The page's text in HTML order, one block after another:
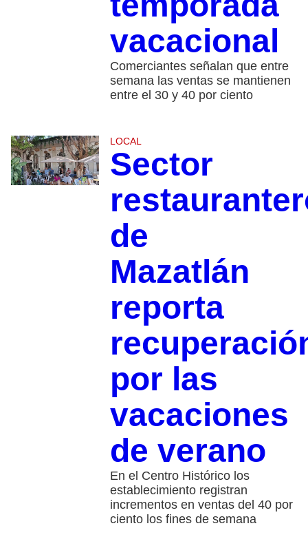
vacacional
Comerciantes señalan que entre
semana las ventas se mantienen
entre el 30 y 40 por ciento
LOCAL
Sector
de
Mazatlán
reporta
por las
vacaciones
de verano
En el Centro Histórico los
establecimiento registran
incrementos en ventas del 40 por
ciento los fines de semana